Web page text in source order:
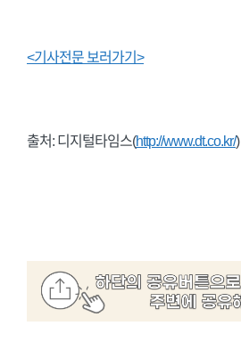
<기사전문 보러가기>
출처: 디지털타임스(http://www.dt.co.kr/)